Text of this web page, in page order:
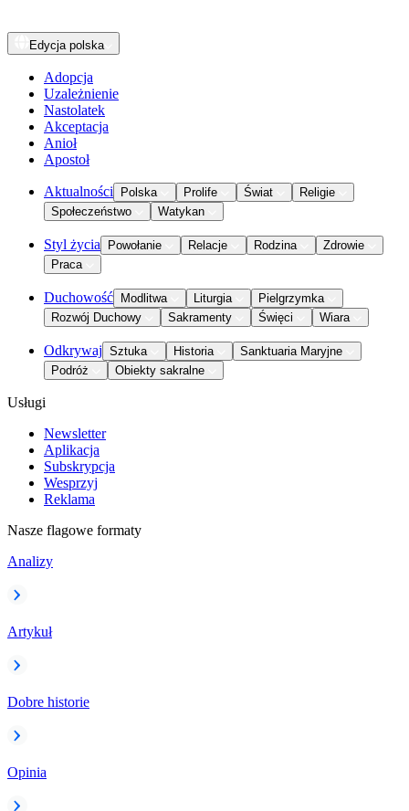
Edycja polska
Adopcja
Uzależnienie
Nastolatek
Akceptacja
Anioł
Apostoł
Aktualności Polska Prolife Świat
Religie
Społeczeństwo
Watykan
Styl życia Powołanie Relacje Rodzina
Zdrowie
Praca
Duchowość Modlitwa Liturgia
Pielgrzymka
Rozwój Duchowy
Sakramenty Święci Wiara
Odkrywaj Sztuka Historia
Sanktuaria Maryjne
Podróż
Obiekty sakralne
Usługi
Newsletter
Aplikacja
Subskrypcja
Wesprzyj
Reklama
Nasze flagowe formaty
Analizy
Artykuł
Dobre historie
Opinia